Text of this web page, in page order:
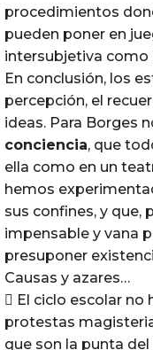
procedimientos
pueden poner en
intersubjetiva como
En conclusión, los
percepción, el
ideas. Para Borges
conciencia, que
ella como en un
hemos
sus confines, y que,
impensable y vana
presuponer
Causas y azares…
 El ciclo escolar
protestas
que son la punta